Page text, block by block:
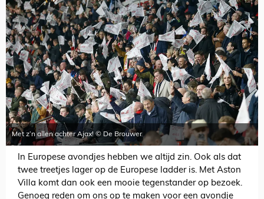
Met z’n allen achter Ajax! © De Brouwer
In Europese avondjes hebben we altijd zin. Ook als dat
twee treetjes lager op de Europese ladder is. Met Aston
Villa komt dan ook een mooie tegenstander op bezoek.
Genoeg reden om ons op te maken voor een avondje